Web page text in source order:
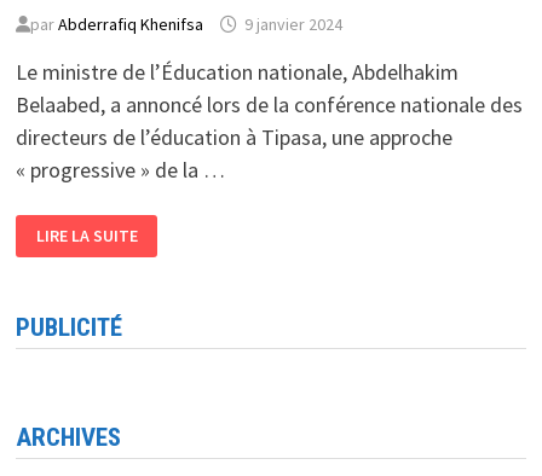
parAbderrafiq Khenifsa 9 janvier 2024
Le ministre de l’Éducation nationale, Abdelhakim
Belaabed, a annoncé lors de la conférence nationale des
directeurs de l’éducation à Tipasa, une approche
« progressive » de la …
LA
NUMÉRISATION,
UN
L’ÉDUCATION
NATIONALE
BELAABED
LIRE LA SUITE
PUBLICITÉ
ARCHIVES